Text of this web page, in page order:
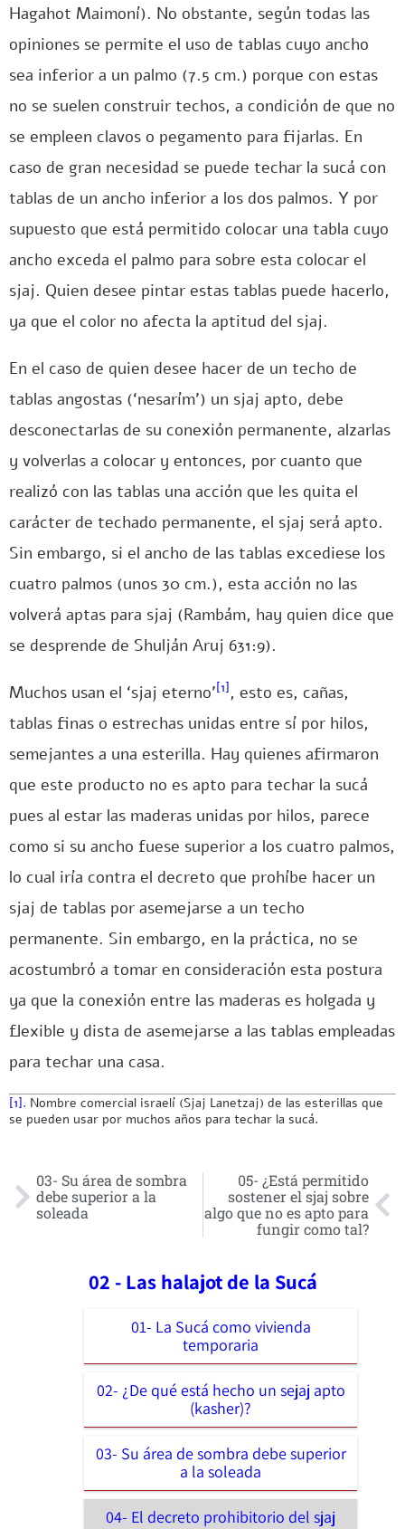
Hagahot Maimoní). No obstante, según todas las
opiniones se permite el uso de tablas cuyo ancho
sea inferior a un palmo (7.5 cm.) porque con estas
no se suelen construir techos, a condición de que no
se empleen clavos o pegamento para fijarlas. En
caso de gran necesidad se puede techar la sucá con
tablas de un ancho inferior a los dos palmos. Y por
supuesto que está permitido colocar una tabla cuyo
ancho exceda el palmo para sobre esta colocar el
sjaj. Quien desee pintar estas tablas puede hacerlo,
ya que el color no afecta la aptitud del sjaj.
En el caso de quien desee hacer de un techo de
tablas angostas (‘nesarím’) un sjaj apto, debe
desconectarlas de su conexión permanente, alzarlas
y volverlas a colocar y entonces, por cuanto que
realizó con las tablas una acción que les quita el
carácter de techado permanente, el sjaj será apto.
Sin embargo, si el ancho de las tablas excediese los
cuatro palmos (unos 30 cm.), esta acción no las
volverá aptas para sjaj (Rambám, hay quien dice que
se desprende de Shulján Aruj 631:9).
Muchos usan el ‘sjaj eterno’[1] , esto es, cañas,
tablas finas o estrechas unidas entre sí por hilos,
semejantes a una esterilla. Hay quienes afirmaron
que este producto no es apto para techar la sucá
pues al estar las maderas unidas por hilos, parece
como si su ancho fuese superior a los cuatro palmos,
lo cual iría contra el decreto que prohíbe hacer un
sjaj de tablas por asemejarse a un techo
permanente. Sin embargo, en la práctica, no se
acostumbró a tomar en consideración esta postura
ya que la conexión entre las maderas es holgada y
flexible y dista de asemejarse a las tablas empleadas
para techar una casa.
[1]. Nombre comercial israelí (Sjaj Lanetzaj) de las esterillas que
se pueden usar por muchos años para techar la sucá.
03- Su área de sombra
debe superior a la
soleada
05- ¿Está permitido
sostener el sjaj sobre
algo que no es apto para
fungir como tal?
02 - Las halajot de la Sucá
01- La Sucá como vivienda
temporaria
02- ¿De qué está hecho un sejaj apto
(kasher)?
03- Su área de sombra debe superior
a la soleada
04- El decreto prohibitorio del sjaj